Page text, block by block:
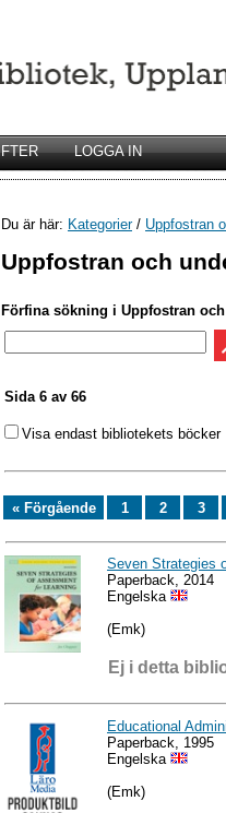
LOGGA IN
Du är här: Kategorier/ Uppfostran
Uppfostran och
Förfina sökning i Uppfostran
Sida 6 av 66
Visa endast bibliotekets böcker
« Förgående 1 2 3
Seven Strategies
Paperback, 2014
Engelska
(Emk)
Ej i detta
Educational
Paperback, 1995
Engelska
(Emk)